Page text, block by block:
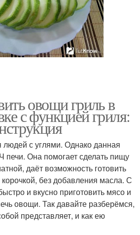
овощи гриль в
с функцией гриля:
людей с углями. Однако данная
печи. Она помогает сделать пищу
даёт возможность готовить
без добавления масла. С
и вкусно приготовить мясо и
овощи. Так давайте разберёмся,
представляет, и как ею